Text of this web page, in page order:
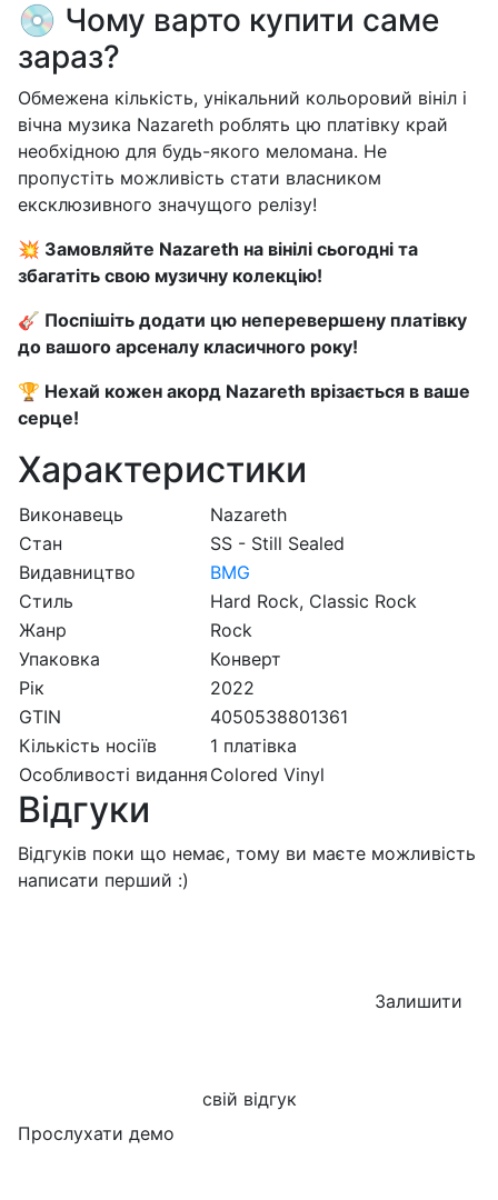
💿 Чому варто купити саме
зараз?
Обмежена кількість, унікальний кольоровий вініл і
вічна музика Nazareth роблять цю платівку край
необхідною для будь-якого меломана. Не
пропустіть можливість стати власником
ексклюзивного значущого релізу!
💥 Замовляйте Nazareth на вінілі сьогодні та
збагатіть свою музичну колекцію!
🎸 Поспішіть додати цю неперевершену платівку
до вашого арсеналу класичного року!
🏆 Нехай кожен акорд Nazareth врізається в ваше
серце!
Характеристики
Виконавець
Nazareth
Стан
SS - Still Sealed
Видавництво
BMG
Стиль
Hard Rock, Classic Rock
Жанр
Rock
Упаковка
Конверт
Рік
2022
GTIN
4050538801361
Кількість носіїв
1 платівка
Особливості видання Colored Vinyl
Відгуки
Відгуків поки що немає, тому ви маєте можливість
написати перший :)
Залишити
свій відгук
Прослухати демо